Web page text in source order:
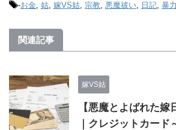
-お金, 姑, 嫁VS姑, 宗教, 悪魔祓い, 日記, 暴力
関連記事
嫁VS姑
【悪魔とよばれた嫁
｜クレジットカード